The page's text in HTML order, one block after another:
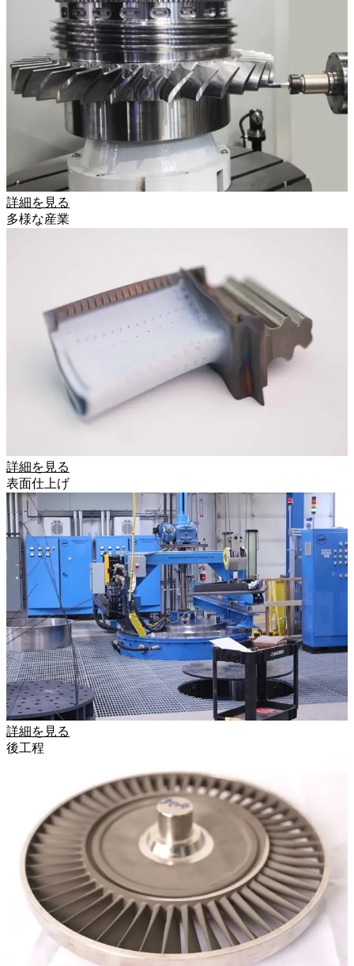
詳細を見る
多様な産業
詳細を見る
表面仕上げ
詳細を見る
後工程